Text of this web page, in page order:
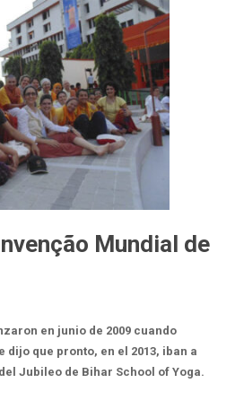
Mundial de
en junio de 2009 cuando
dijo que pronto, en el 2013, iban a
Jubileo de Bihar School of Yoga.